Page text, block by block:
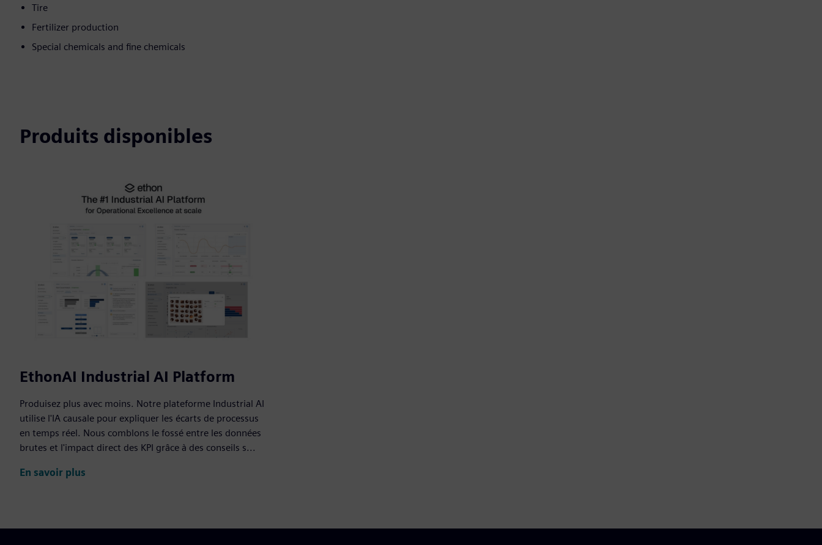
Tire
Fertilizer production
Special chemicals and fine chemicals
Produits disponibles
EthonAI Industrial AI Platform
Produisez plus avec moins. Notre plateforme Industrial AI
utilise l'IA causale pour expliquer les écarts de processus
en temps réel. Nous comblons le fossé entre les données
brutes et l'impact direct des KPI grâce à des conseils s...
En savoir plus